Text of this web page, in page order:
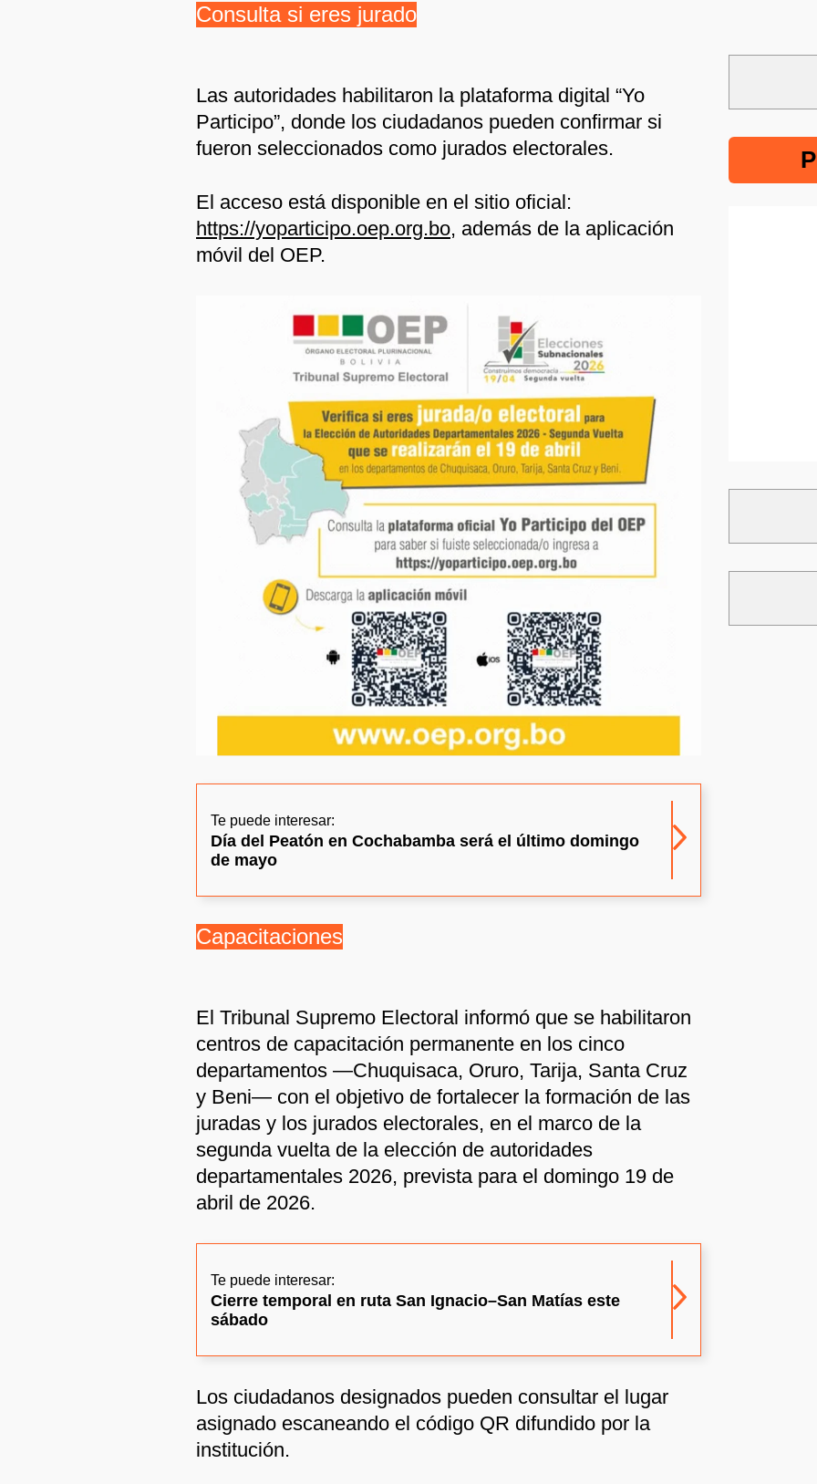
Consulta si eres jurado
Las autoridades habilitaron la plataforma digital “Yo
Participo”, donde los ciudadanos pueden confirmar si
fueron seleccionados como jurados electorales.
El acceso está disponible en el sitio oficial:
https://yoparticipo.oep.org.bo, además de la aplicación
móvil del OEP.
Te puede interesar:
Día del Peatón en Cochabamba será el último domingo
de mayo
Capacitaciones
El Tribunal Supremo Electoral informó que se habilitaron
centros de capacitación permanente en los cinco
departamentos —Chuquisaca, Oruro, Tarija, Santa Cruz
y Beni— con el objetivo de fortalecer la formación de las
juradas y los jurados electorales, en el marco de la
segunda vuelta de la elección de autoridades
departamentales 2026, prevista para el domingo 19 de
abril de 2026.
Te puede interesar:
Cierre temporal en ruta San Ignacio–San Matías este
sábado
Los ciudadanos designados pueden consultar el lugar
asignado escaneando el código QR difundido por la
institución.